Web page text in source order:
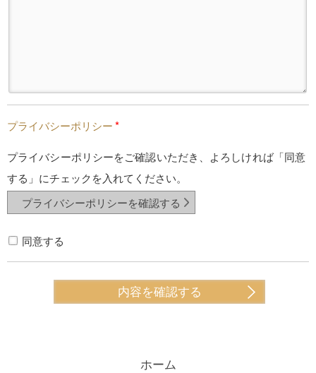
プライバシーポリシー*
プライバシーポリシーをご確認いただき、よろしければ「同意
する」にチェックを入れてください。
プライバシーポリシーを確認する
同意する
ホーム